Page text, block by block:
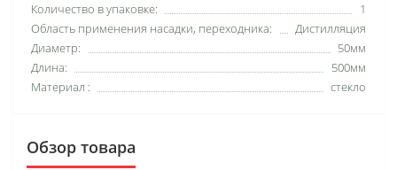
Количество в упаковке:
1
Область применения насадки, переходника:
Дистилляция
Диаметр:
50мм
Длина:
500мм
Материал :
стекло
Обзор товара